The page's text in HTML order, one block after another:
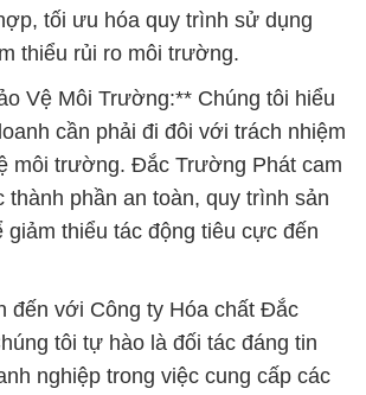
tối ưu hóa quy trình sử dụng
thiểu rủi ro môi trường.
Vệ Môi Trường:** Chúng tôi hiểu
cần phải đi đôi với trách nhiệm
môi trường. Đắc Trường Phát cam
thành phần an toàn, quy trình sản
giảm thiểu tác động tiêu cực đến
đến với Công ty Hóa chất Đắc
tôi tự hào là đối tác đáng tin
nghiệp trong việc cung cấp các